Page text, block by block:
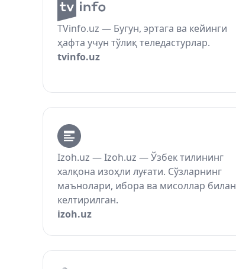
TVinfo.uz — Бугун, эртага ва кейинги
ҳафта учун тўлиқ теледастурлар.
tvinfo.uz
Izoh.uz — Izoh.uz — Ўзбек тилининг
халқона изоҳли луғати. Сўзларнинг
маънолари, ибора ва мисоллар билан
келтирилган.
izoh.uz